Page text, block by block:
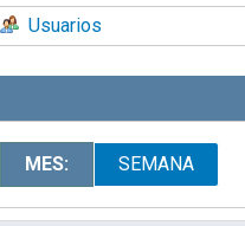
Usuarios
MES: SEMANA